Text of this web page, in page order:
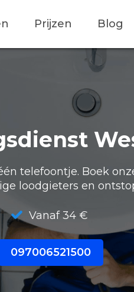
Prijzen Blog
telefoontje. Boek
loodgieters en
Vanaf 34 €
097006521500